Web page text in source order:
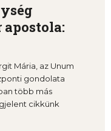
Mária, az Unum
gondolata
több más
cikkünk